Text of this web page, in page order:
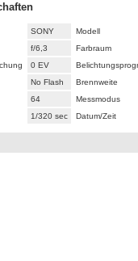
SONY
Modell
f/6,3
Farbraum
0 EV
No Flash
Brennweite
64
Messmodus
1/320 sec Datum/Zeit